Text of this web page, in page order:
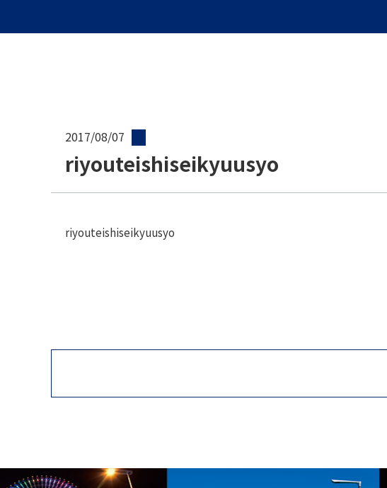
2017/08/07
riyouteishiseikyuusyo
riyouteishiseikyuusyo